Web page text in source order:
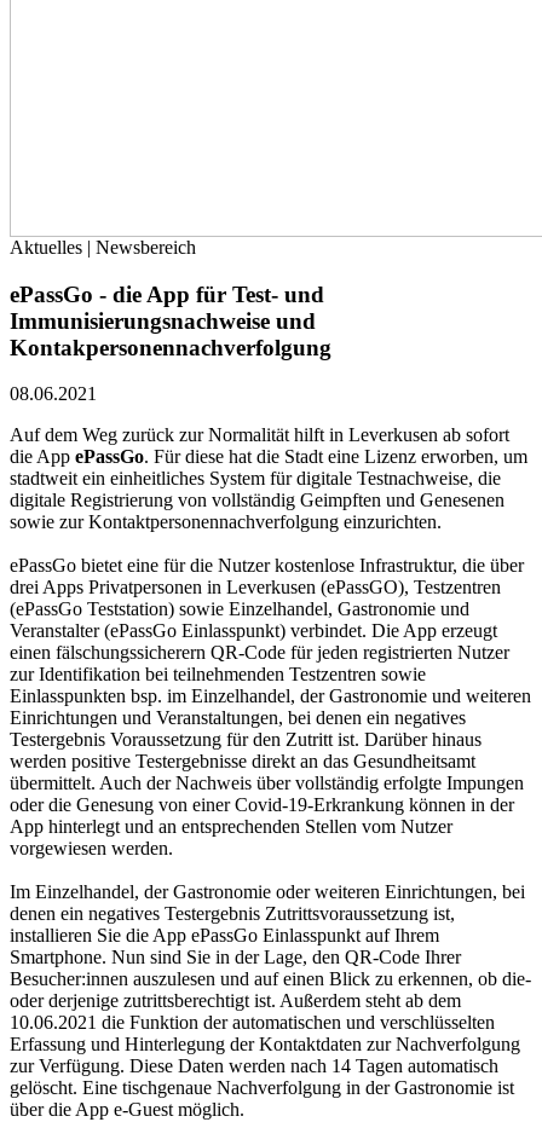
Aktuelles | Newsbereich
ePassGo - die App für Test- und
Immunisierungsnachweise und
Kontakpersonennachverfolgung
08.06.2021
Auf dem Weg zurück zur Normalität hilft in Leverkusen ab sofort
die App ePassGo. Für diese hat die Stadt eine Lizenz erworben, um
stadtweit ein einheitliches System für digitale Testnachweise, die
digitale Registrierung von vollständig Geimpften und Genesenen
sowie zur Kontaktpersonennachverfolgung einzurichten.
ePassGo bietet eine für die Nutzer kostenlose Infrastruktur, die über
drei Apps Privatpersonen in Leverkusen (ePassGO), Testzentren
(ePassGo Teststation) sowie Einzelhandel, Gastronomie und
Veranstalter (ePassGo Einlasspunkt) verbindet. Die App erzeugt
einen fälschungssicherern QR-Code für jeden registrierten Nutzer
zur Identifikation bei teilnehmenden Testzentren sowie
Einlasspunkten bsp. im Einzelhandel, der Gastronomie und weiteren
Einrichtungen und Veranstaltungen, bei denen ein negatives
Testergebnis Voraussetzung für den Zutritt ist. Darüber hinaus
werden positive Testergebnisse direkt an das Gesundheitsamt
übermittelt. Auch der Nachweis über vollständig erfolgte Impungen
oder die Genesung von einer Covid-19-Erkrankung können in der
App hinterlegt und an entsprechenden Stellen vom Nutzer
vorgewiesen werden.
Im Einzelhandel, der Gastronomie oder weiteren Einrichtungen, bei
denen ein negatives Testergebnis Zutrittsvoraussetzung ist,
installieren Sie die App ePassGo Einlasspunkt auf Ihrem
Smartphone. Nun sind Sie in der Lage, den QR-Code Ihrer
Besucher:innen auszulesen und auf einen Blick zu erkennen, ob die-
oder derjenige zutrittsberechtigt ist. Außerdem steht ab dem
10.06.2021 die Funktion der automatischen und verschlüsselten
Erfassung und Hinterlegung der Kontaktdaten zur Nachverfolgung
zur Verfügung. Diese Daten werden nach 14 Tagen automatisch
gelöscht. Eine tischgenaue Nachverfolgung in der Gastronomie ist
über die App e-Guest möglich.